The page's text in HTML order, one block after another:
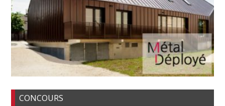
CONCOURS